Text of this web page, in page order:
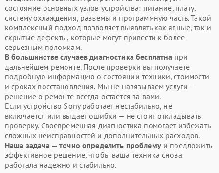
состояние основных узлов устройства: питание, плату,
систему охлаждения, разъемы и программную часть. Такой
комплексный подход позволяет выявлять как явные, так и
скрытые дефекты, которые могут привести к более
серьезным поломкам.
В большинстве случаев диагностика бесплатна при
дальнейшем ремонте. После проверки вы получаете
подробную информацию о состоянии техники, стоимости
и сроках восстановления. Мы не навязываем услуги —
решение о ремонте всегда остается за вами.
Если устройство Sony работает нестабильно, не
включается или выдает ошибки — не стоит откладывать
проверку. Своевременная диагностика помогает избежать
сложных неисправностей и дополнительных расходов.
Наша задача — точно определить проблемуи предложить
эффективное решение, чтобы ваша техника снова
работала надежно и стабильно.